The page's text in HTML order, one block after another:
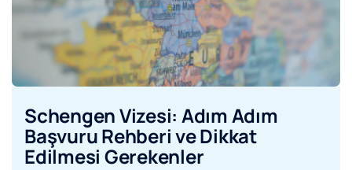
Schengen Vizesi: Adım Adım
Başvuru Rehberi ve Dikkat
Edilmesi Gerekenler